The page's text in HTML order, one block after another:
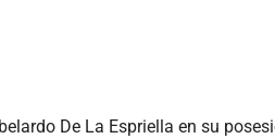
De La Espriella en su